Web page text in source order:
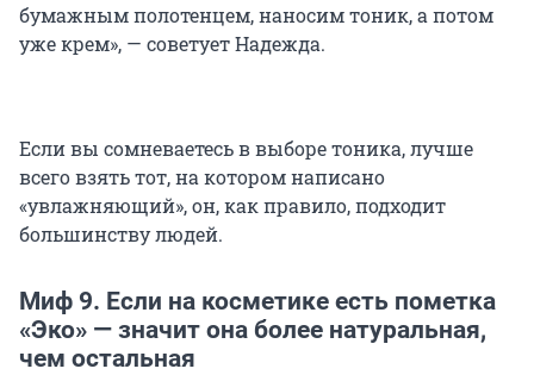
бумажным полотенцем, наносим тоник, а потом
уже крем», — советует Надежда.
Если вы сомневаетесь в выборе тоника, лучше
всего взять тот, на котором написано
«увлажняющий», он, как правило, подходит
большинству людей.
Миф 9. Если на косметике есть пометка
«Эко» — значит она более натуральная,
чем остальная